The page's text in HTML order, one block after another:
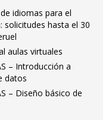
idiomas para el
solicitudes hasta el 30
aulas virtuales
– Introducción a
datos
– Diseño básico de